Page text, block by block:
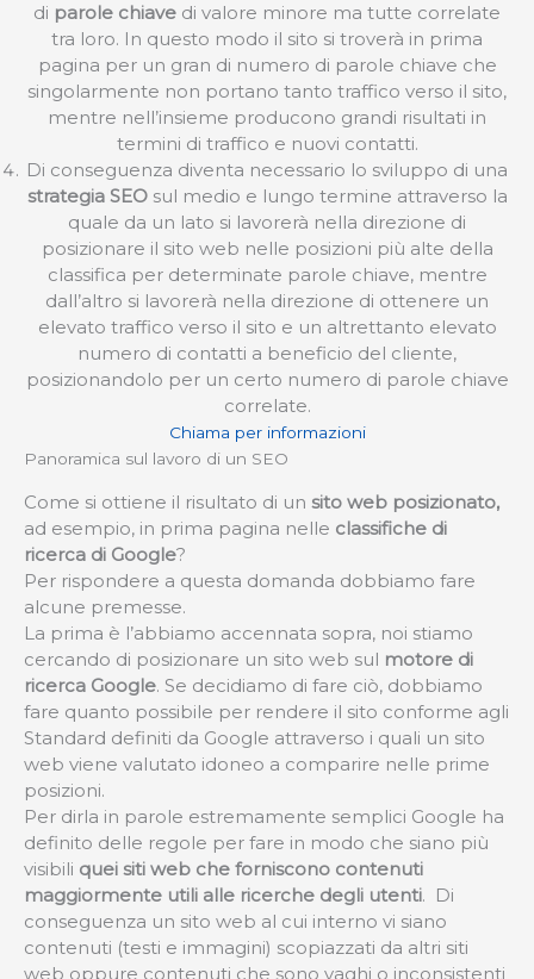
di parole chiave di valore minore ma tutte correlate
tra loro. In questo modo il sito si troverà in prima
pagina per un gran di numero di parole chiave che
singolarmente non portano tanto traffico verso il sito,
mentre nell’insieme producono grandi risultati in
termini di traffico e nuovi contatti.
Di conseguenza diventa necessario lo sviluppo di una
strategia SEOsul medio e lungo termine attraverso la
quale da un lato si lavorerà nella direzione di
posizionare il sito web nelle posizioni più alte della
classifica per determinate parole chiave, mentre
dall’altro si lavorerà nella direzione di ottenere un
elevato traffico verso il sito e un altrettanto elevato
numero di contatti a beneficio del cliente,
posizionandolo per un certo numero di parole chiave
correlate.
Chiama per informazioni
Panoramica sul lavoro di un SEO
Come si ottiene il risultato di un sito web posizionato,
ad esempio, in prima pagina nelle classifiche di
ricerca di Google?
Per rispondere a questa domanda dobbiamo fare
alcune premesse.
La prima è l’abbiamo accennata sopra, noi stiamo
cercando di posizionare un sito web sul motore di
ricerca Google. Se decidiamo di fare ciò, dobbiamo
fare quanto possibile per rendere il sito conforme agli
Standard definiti da Google attraverso i quali un sito
web viene valutato idoneo a comparire nelle prime
posizioni.
Per dirla in parole estremamente semplici Google ha
definito delle regole per fare in modo che siano più
visibili quei siti web che forniscono contenuti
maggiormente utili alle ricerche degli utenti. Di
conseguenza un sito web al cui interno vi siano
contenuti (testi e immagini) scopiazzati da altri siti
web oppure contenuti che sono vaghi o inconsistenti